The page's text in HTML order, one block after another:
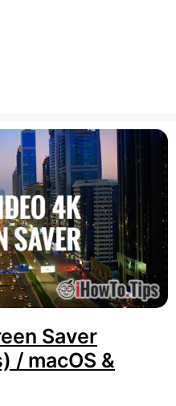
Saver
/ macOS &